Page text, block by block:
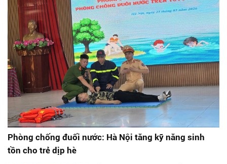
Phòng chống đuối nước: Hà Nội tăng kỹ năng sinh
tồn cho trẻ dịp hè